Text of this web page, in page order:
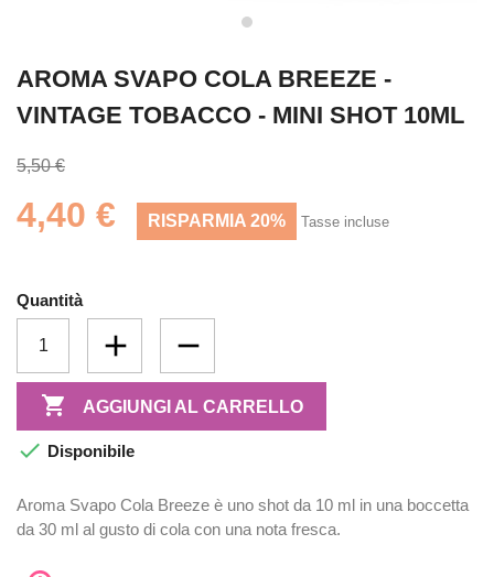
AROMA SVAPO COLA BREEZE -
VINTAGE TOBACCO - MINI SHOT 10ML
5,50 €
4,40 € RISPARMIA 20% Tasse incluse
Quantità
 AGGIUNGI AL CARRELLO
 Disponibile
Aroma Svapo Cola Breeze è uno shot da 10 ml in una boccetta
da 30 ml al gusto di cola con una nota fresca.